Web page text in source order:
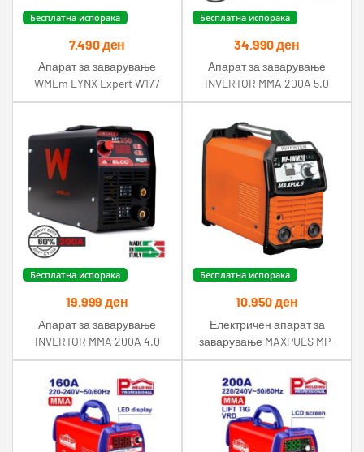
Бесплатна испорака
7.490 ден
Апарат за заварување
WMEm LYNX Expert W177
inverter
Бесплатна испорака
34.990 ден
Апарат за заварување
INVERTOR MMA 200A 5.0
CELLULOSE
Бесплатна испорака
19.999ден
Апарат за заварување
INVERTOR MMA 200A 4.0
Бесплатна испорака
10.950ден
Електричен апарат за
заварување MAXPULS MP-
IWM20 Invertor 200A